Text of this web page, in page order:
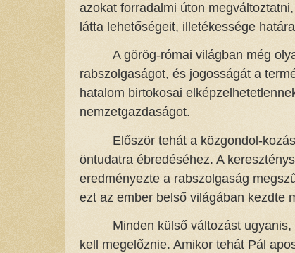
azokat forradalmi úton
látta lehetőségeit, illetékessége
A görög-római világban még
rabszolgaságot, és jogosságát a
hatalom birtokosai
nemzetgazdaságot.
Először tehát a közgondol-
öntudatra ébredéséhez. A
eredményezte a rabszolgaság
ezt az ember belső világában kezdte
Minden külső változást
kell megelőznie. Amikor tehát Pál